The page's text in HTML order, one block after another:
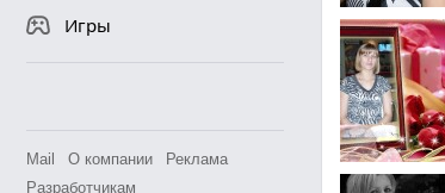
Игры
Mail О компании
Реклама
Разработчикам